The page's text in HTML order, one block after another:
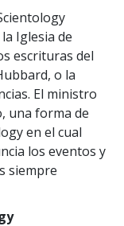
Iglesia de
escrituras del
o la
El ministro
una forma de
en el cual
los eventos y
siempre